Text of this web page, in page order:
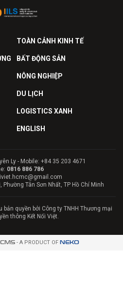
TOÀN CẢNH KINH TẾ
BẤT ĐỘNG SẢN
NÔNG NGHIỆP
DU LỊCH
LOGISTICS XANH
ENGLISH
Ly - Mobile: +84 35 203 4671
0816 886 786
Tân Sơn Nhất, TP Hồ Chí Minh
quyền bởi Công ty TNHH Thương mại
thông Kết Nối Việt.
CMS- A PRODUCT OF NEKO